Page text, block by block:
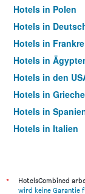
Hotels in Polen
Hotels in
Hotels in
Hotels in
Hotels in den
Hotels in
Hotels in
Hotels in Italien
*
HotelsCombined
wird keine Garantie